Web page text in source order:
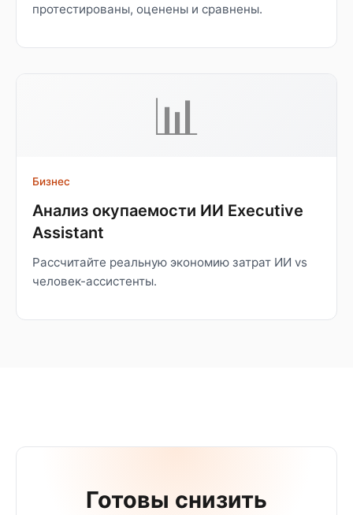
протестированы, оценены и сравнены.
📊
Бизнес
Анализ окупаемости ИИ Executive
Assistant
Рассчитайте реальную экономию затрат ИИ vs
человек-ассистенты.
Готовы снизить